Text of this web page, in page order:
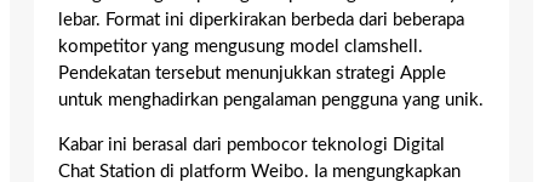
lebar. Format ini diperkirakan berbeda dari beberapa
kompetitor yang mengusung model clamshell.
Pendekatan tersebut menunjukkan strategi Apple
untuk menghadirkan pengalaman pengguna yang unik.
Kabar ini berasal dari pembocor teknologi Digital
Chat Station di platform Weibo. Ia mengungkapkan